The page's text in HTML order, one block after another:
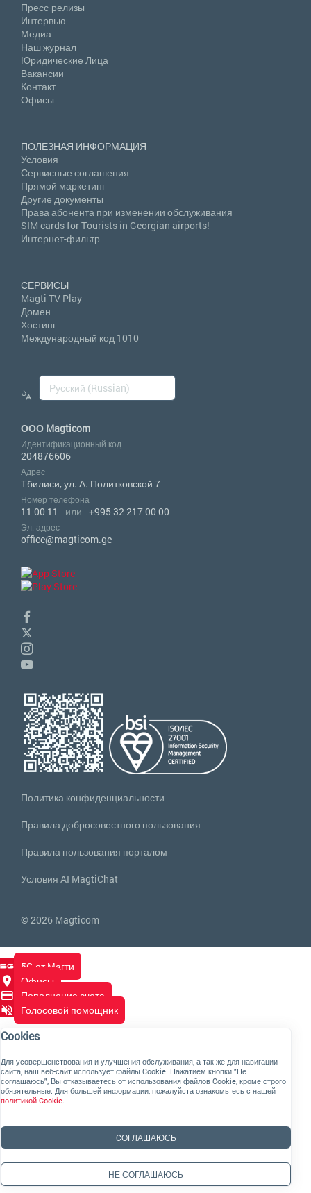
Пресс-релизы
Интервью
Медиа
Наш журнал
Юридические Лица
Вакансии
Контакт
Офисы
ПОЛЕЗНАЯ ИНФОРМАЦИЯ
Условия
Сервисные соглашения
Прямой маркетинг
Другие документы
Права абонента при изменении обслуживания
SIM cards for Tourists in Georgian airports!
Интернет-фильтр
СЕРВИСЫ
Magti TV Play
Домен
Хостинг
Международный код 1010
ООО Magticom
Идентификационный код
204876606
Адрес
Тбилиси, ул. А. Политковской 7
Номер телефона
11 00 11 или +995 32 217 00 00
Эл. адрес
office@magticom.ge
Политика конфиденциальности
Правила добросовестного пользования
Правила пользования порталом
Условия AI MagtiChat
© 2026 Magticom
5G от Магти
Офисы
Пополнение счета
Голосовой помощник
Cookies
Для усовершенствования и улучшения обслуживания, а так же для навигации
сайта, наш веб-сайт использует файлы Cookie. Нажатием кнопки "Не
соглашаюсь", Вы отказываетесь от использования файлов Cookie, кроме строго
обязятельные. Для большей информации, пожалуйста ознакомьтесь с нашей
политикой Cookie.
CОГЛАШАЮСЬ
НЕ СОГЛАШАЮСЬ